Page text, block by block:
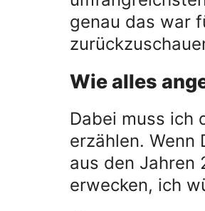
genau das war
Wie alles
Dabei muss ich
erzählen. Wenn
aus den Jahren
erwecken, ich